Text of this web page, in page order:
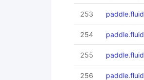
253
254
255
256